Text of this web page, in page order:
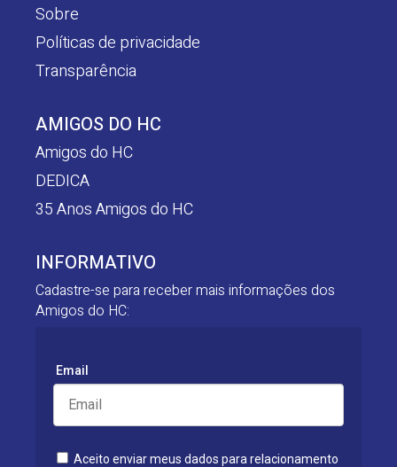
Sobre
Políticas de privacidade
Transparência
AMIGOS DO HC
Amigos do HC
DEDICA
35 Anos Amigos do HC
INFORMATIVO
Cadastre-se para receber mais informações dos
Amigos do HC:
Email
Aceito enviar meus dados para relacionamento